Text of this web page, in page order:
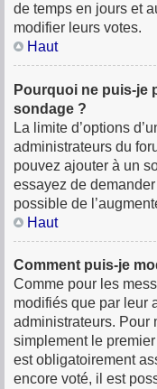
de temps en jours et
modifier leurs votes.
Haut
Pourquoi ne puis-je
sondage ?
La limite d’options
administrateurs du
pouvez ajouter à un
essayez de
possible de
Haut
Comment puis-je
Comme pour les
modifiés que par leur
administrateurs. Pour
simplement le
est obligatoirement
encore voté, il est